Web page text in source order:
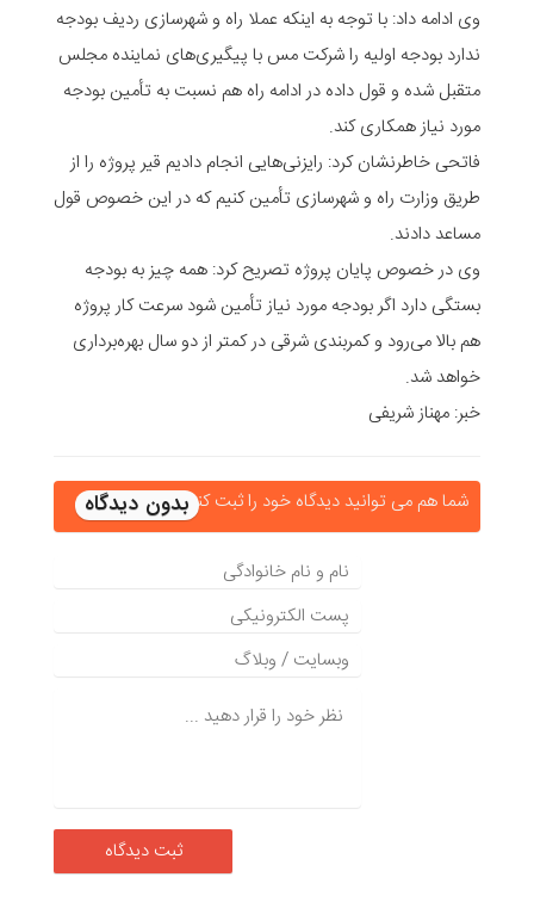
وی ادامه داد: با توجه به اینکه عملا راه و شهرسازی ردیف بودجه
ندارد بودجه اولیه را شرکت مس با پیگیری‌های نماینده مجلس
متقبل شده و قول داده در ادامه راه هم نسبت به تأمین بودجه
مورد نیاز همکاری کند.
فاتحی خاطرنشان کرد: رایزنی‌هایی انجام دادیم قیر پروژه را از
طریق وزارت راه و شهرسازی تأمین کنیم که در این خصوص قول
مساعد دادند.
وی در خصوص پایان پروژه تصریح کرد: همه چیز به بودجه
بستگی دارد اگر بودجه مورد نیاز تأمین شود سرعت کار پروژه
هم بالا می‌رود و کمربندی شرقی در کمتر از دو سال بهره‌برداری
خواهد شد.
خبر: مهناز شریفی
شما هم می توانید دیدگاه خود را ثبت کنید